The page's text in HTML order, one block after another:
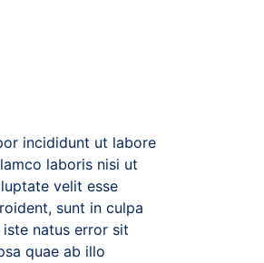
incididunt ut labore
laboris nisi ut
velit esse
sunt in culpa
natus error sit
quae ab illo